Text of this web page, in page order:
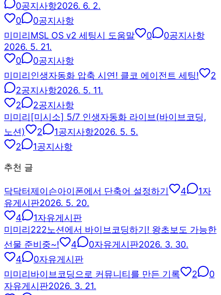
0공지사항2026. 6. 2.
0
0공지사항
미미리MSL OS v2 세팅시 도움말 0 0공지사항
2026. 5. 21.
0
0공지사항
미미리 인생자동화 압축 시연! 클코 에이전트 세팅!
2
2공지사항2026. 5. 11.
2
2공지사항
미미리 [미시소] 5/7 인생자동화 라이브(바이브코딩,
노션)
2 1공지사항2026. 5. 5.
2
1공지사항
추천 글
닥닥터제이슨아이폰에서 단축어 설정하기 4 1자
유게시판2026. 5. 20.
4
1자유게시판
미미리222노션에서 바이브코딩하기! 왕초보도 가능한
선물 준비중~!
4 0자유게시판2026. 3. 30.
4
0자유게시판
미미리바이브코딩으로 커뮤니티를 만든 기록 2
0
자유게시판2026. 3. 21.